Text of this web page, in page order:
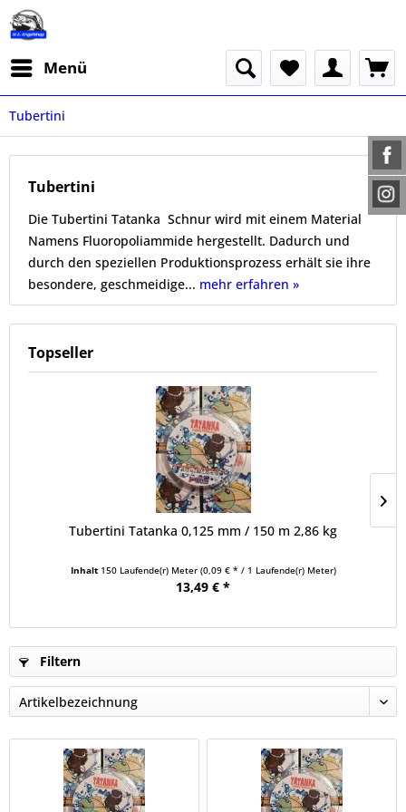
Menü
Tubertini
Tubertini
Die Tubertini Tatanka Schnur wird mit einem Material
Namens Fluoropoliammide hergestellt. Dadurch und
durch den speziellen Produktionsprozess erhält sie ihre
besondere, geschmeidige... mehr erfahren »
Topseller
Tubertini Tatanka 0,125 mm / 150 m 2,86 kg
Inhalt 150 Laufende(r) Meter (0,09 € * / 1 Laufende(r) Meter)
13,49 € *
Filtern